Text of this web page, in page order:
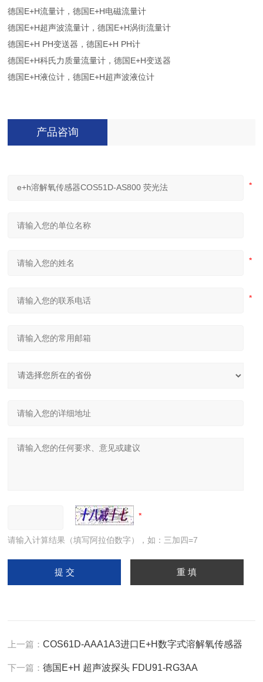
德国E+H流量计，德国E+H电磁流量计
德国E+H超声波流量计，德国E+H涡街流量计
德国E+H PH变送器，德国E+H PH计
德国E+H科氏力质量流量计，德国E+H变送器
德国E+H液位计，德国E+H超声波液位计
产品咨询
请输入计算结果（填写阿拉伯数字），如：三加四=7
上一篇：COS61D-AAA1A3进口E+H数字式溶解氧传感器
下一篇：德国E+H 超声波探头 FDU91-RG3AA